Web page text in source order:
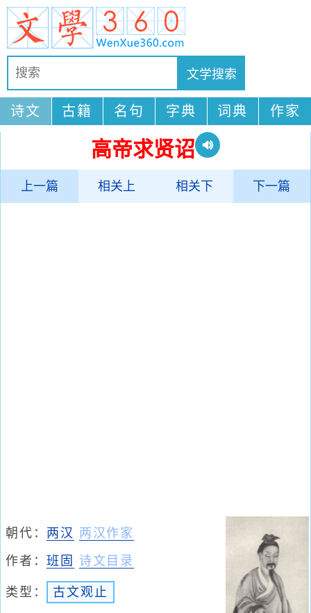
诗文 古籍 名句 字典 词典 作家
高帝求贤诏
上一篇 相关上 相关下 下一篇
朝代： 两汉 两汉作家
作者：班固 诗文目录
类型： 古文观止